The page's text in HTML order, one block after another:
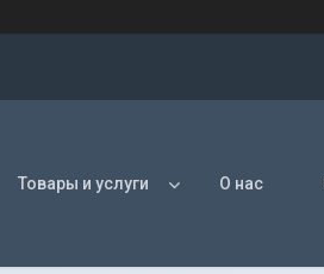
Товары и услуги О нас